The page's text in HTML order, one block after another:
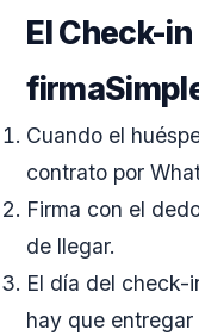
El Check-
Cuando el
contrato por
Firma con el
de llegar.
El día del check-
hay que entregar